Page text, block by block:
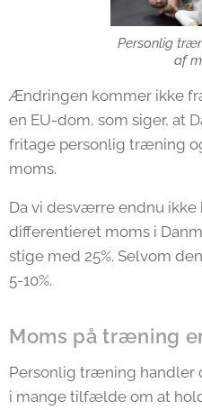
Personlig
af
Ændringen kommer ikke
en EU-dom, som siger, at
fritage personlig træning
moms.
Da vi desværre endnu ikke
differentieret moms i
stige med 25%. Selvom
5-10%.
Moms på træning
Personlig træning handler
i mange tilfælde om at